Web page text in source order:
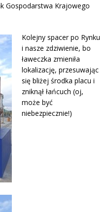
Gospodarstwa Krajowego
Kolejny spacer po Rynku
i nasze zdziwienie, bo
ławeczka zmieniła
lokalizację, przesuwając
się bliżej środka placu i
zniknął łańcuch (oj,
może być
niebezpiecznie!)